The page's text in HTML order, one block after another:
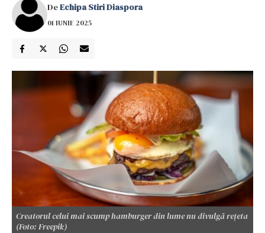
DeEchipa Stiri Diaspora
01 IUNIE 2025
Creatorul celui mai scump hamburger din lume nu divulgă rețeta
(Foto: Freepik)